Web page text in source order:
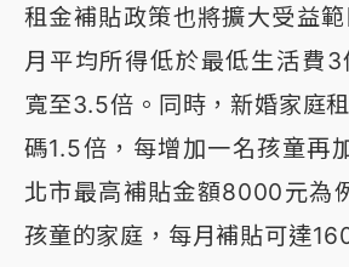
租金補貼政策也將擴大受益
月平均所得低於最低生活費
寬至3.5倍。同時，新婚家庭
碼1.5倍，每增加一名孩童再
北市最高補貼金額8000元為
孩童的家庭，每月補貼可達